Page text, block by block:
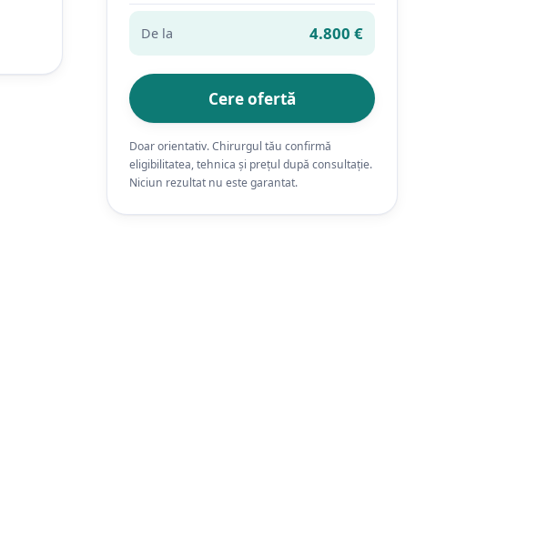
De la 4.800 €
Cere ofertă
Doar orientativ. Chirurgul tău confirmă
eligibilitatea, tehnica și prețul după consultație.
Niciun rezultat nu este garantat.